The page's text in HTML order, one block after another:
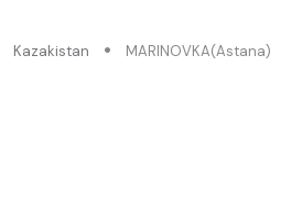
Kazakistan MARINOVKA(Astana)